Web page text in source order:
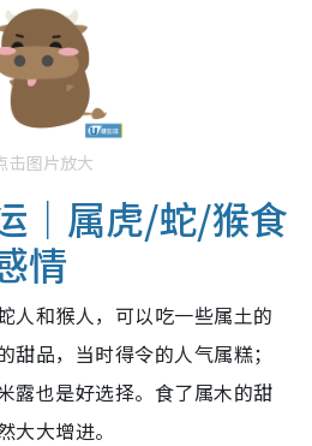
击图片放大
｜属虎/蛇/猴食
情
人和猴人，可以吃一些属土的
甜品，当时得令的人气属糕；
露也是好选择。食了属木的甜
大大增进。